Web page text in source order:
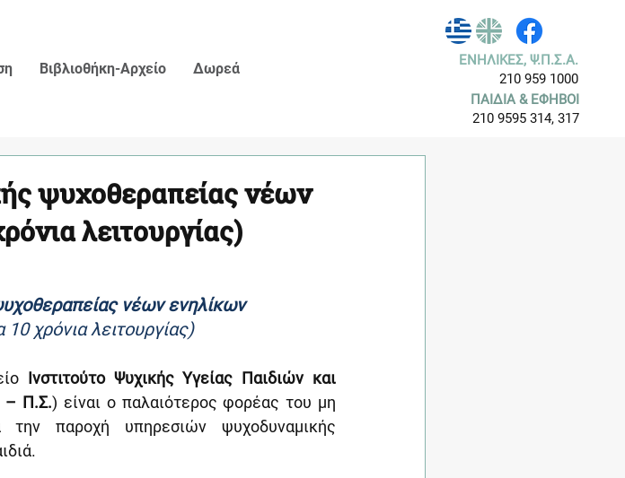
Βιβλιοθήκη-Αρχείο Δωρεά
ΕΝΗΛΙΚΕΣ, Ψ.Π.Σ.Α.
210 959 1000
ΠΑΙΔΙΑ & ΕΦΗΒΟΙ
210 9595 314, 317
ψυχοθεραπείας νέων
λειτουργίας)
νέων ενηλίκων
χρόνια λειτουργίας)
Ινστιτούτο Ψυχικής Υγείας Παιδιών και
– Π.Σ.) είναι ο παλαιότερος φορέας του μη
παροχή υπηρεσιών ψυχοδυναμικής